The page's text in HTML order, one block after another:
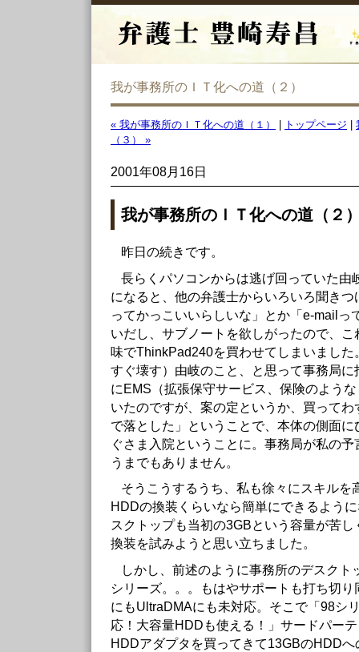
我が事務所のＩＴ化への道（２）
« 我が事務所のＩＴ化への道（１） トップページ
（３） »
2001年08月16日
我が事務所のＩＴ化への道（２
昨日の続きです。
長らくパソコンからは逃げ回っていた由
になると、他の弁護士からいろいろ聞き
ってかっこいいらしいな」とか「e-mailっ
いだし、サブノートを欲しがったので、
味でThinkPad240を買わせてしまいまし
すぐ壊す）由岐のこと、と思って事務局
にEMS（拡張保守サービス、保険のよう
いたのですが、案の定というか、買って
で落とした」ということで、本体の側面
ぐさま入院ということに。事務局が私の
うまでもありません。
そうこうするうち、私も徐々にスキルを
HDDの換装くらいなら簡単にできるよう
スクトップも当初の3GBという容量が苦
換装を試みようと思い立ちました。
しかし、前述のように事務所のデスクト
シリーズ。。。もはやサポートも打ち切
にもUltraDMAにも未対応。そこで「98シ
応！大容量HDDも使える！」サードパー
HDDアダプタを買ってきて13GBのHDD